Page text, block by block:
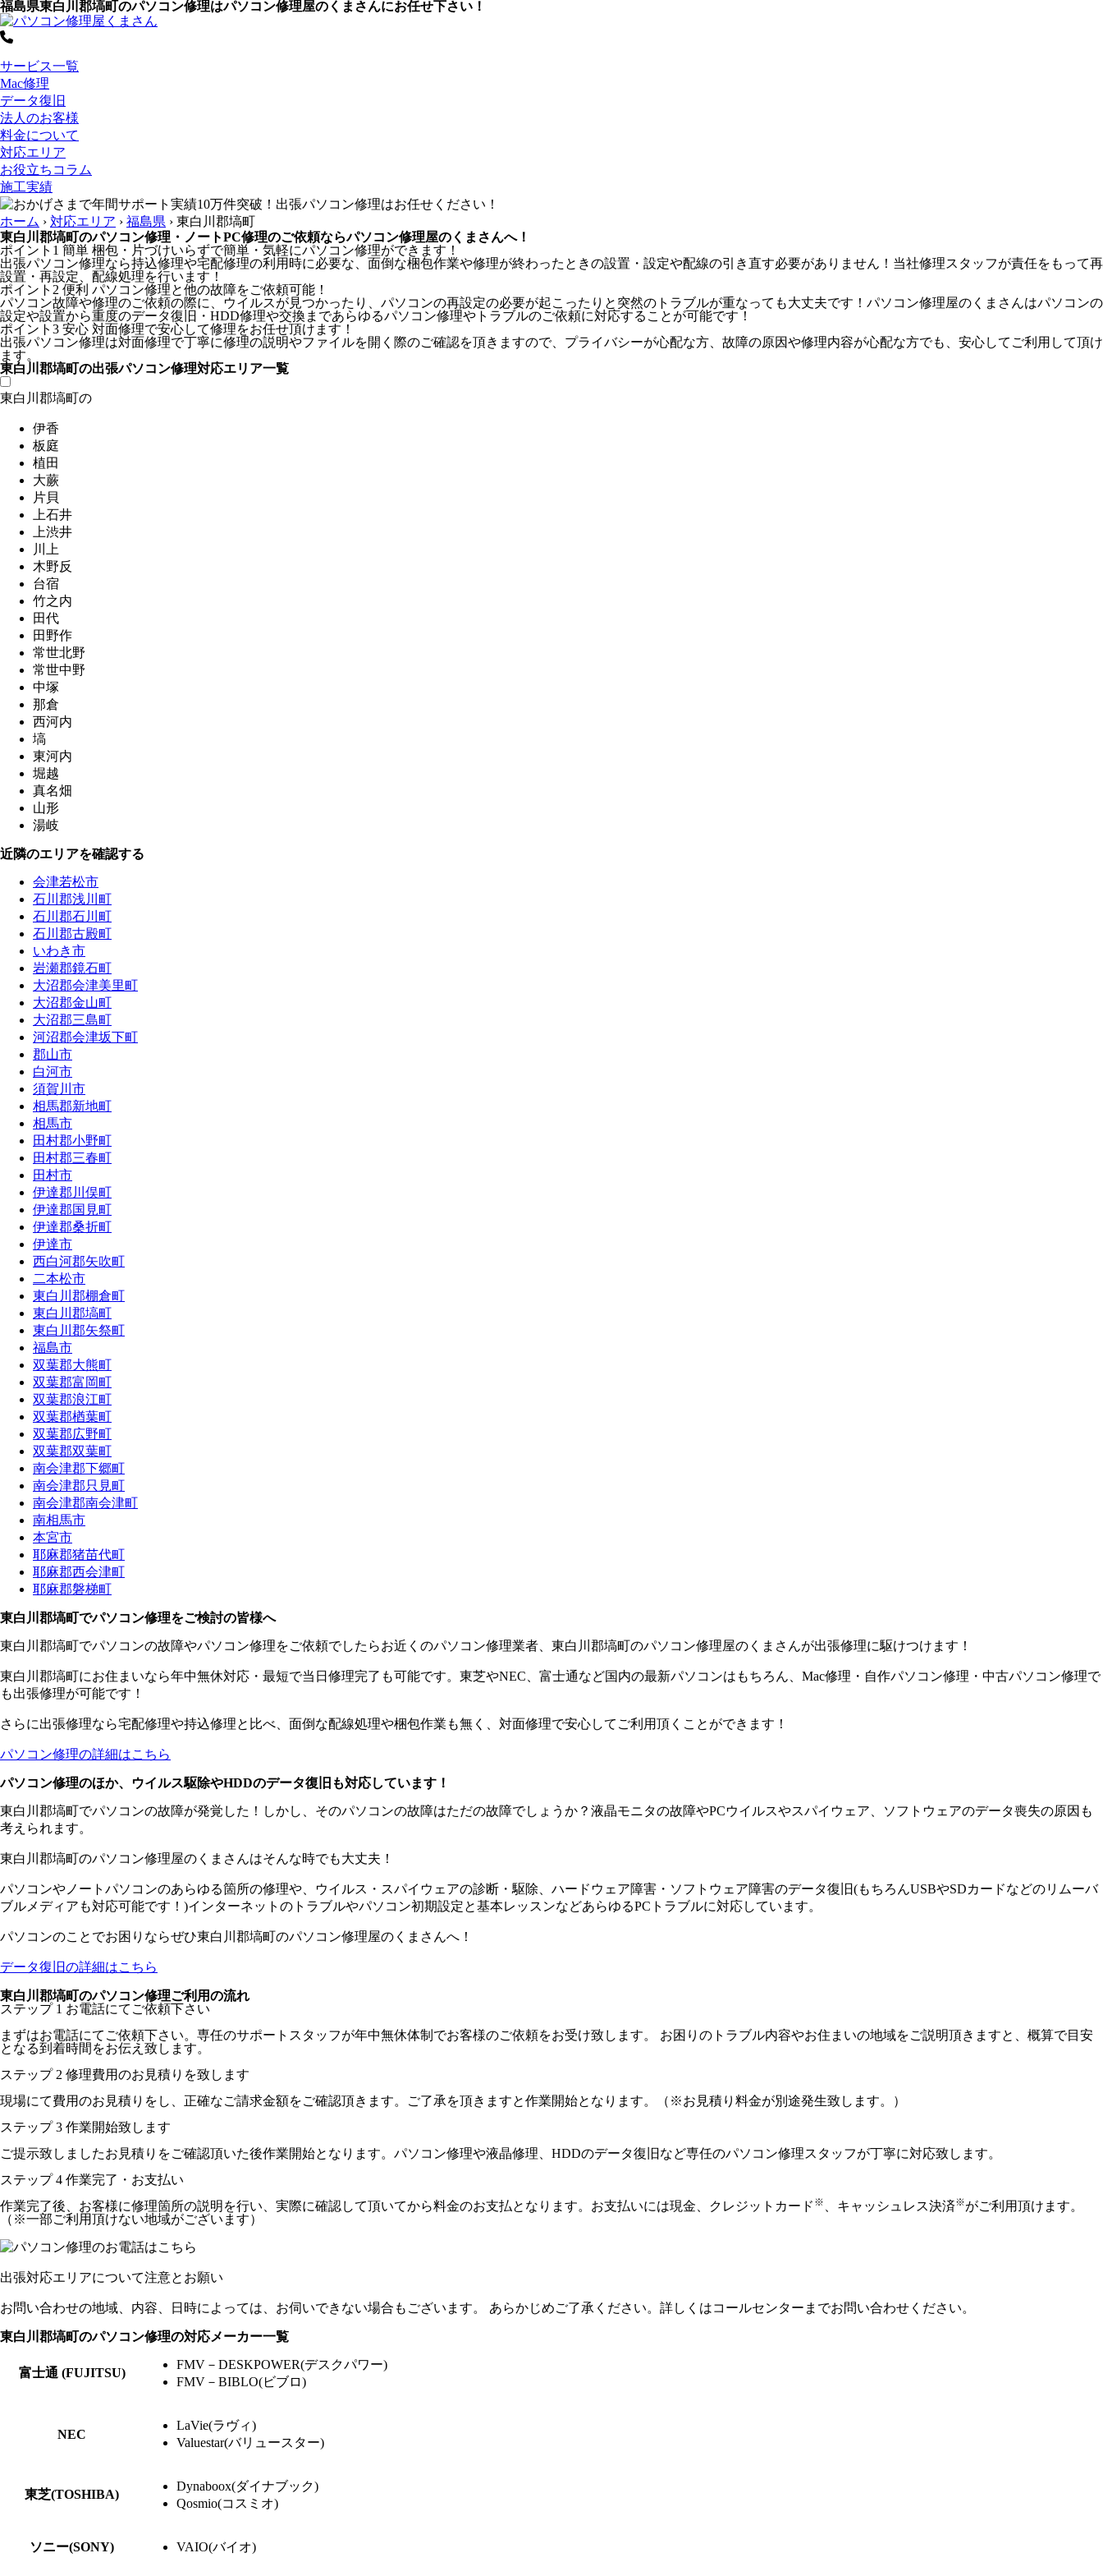
福島県東白川郡塙町のパソコン修理はパソコン修理屋のくまさんにお任せ下さい！
サービス一覧
Mac修理
データ復旧
法人のお客様
料金について
対応エリア
お役立ちコラム
施工実績
ホーム › 対応エリア › 福島県 › 東白川郡塙町
東白川郡塙町のパソコン修理・ノートPC修理のご依頼ならパソコン修理屋のくまさんへ！
ポイント1 簡単 梱包・片づけいらずで簡単・気軽にパソコン修理ができます！
出張パソコン修理なら持込修理や宅配修理の利用時に必要な、面倒な梱包作業や修理が終わったときの設置・設定や配線の引き直す必要がありません！当社修理スタッフが責任をもって再
設置・再設定、配線処理を行います！
ポイント2 便利 パソコン修理と他の故障をご依頼可能！
パソコン故障や修理のご依頼の際に、ウイルスが見つかったり、パソコンの再設定の必要が起こったりと突然のトラブルが重なっても大丈夫です！パソコン修理屋のくまさんはパソコンの
設定や設置から重度のデータ復旧・HDD修理や交換まであらゆるパソコン修理やトラブルのご依頼に対応することが可能です！
ポイント3 安心 対面修理で安心して修理をお任せ頂けます！
出張パソコン修理は対面修理で丁寧に修理の説明やファイルを開く際のご確認を頂きますので、プライバシーが心配な方、故障の原因や修理内容が心配な方でも、安心してご利用して頂け
ます。
東白川郡塙町の出張パソコン修理対応エリア一覧
東白川郡塙町の
伊香
板庭
植田
大蕨
片貝
上石井
上渋井
川上
木野反
台宿
竹之内
田代
田野作
常世北野
常世中野
中塚
那倉
西河内
塙
東河内
堀越
真名畑
山形
湯岐
近隣のエリアを確認する
会津若松市
石川郡浅川町
石川郡石川町
石川郡古殿町
いわき市
岩瀬郡鏡石町
大沼郡会津美里町
大沼郡金山町
大沼郡三島町
河沼郡会津坂下町
郡山市
白河市
須賀川市
相馬郡新地町
相馬市
田村郡小野町
田村郡三春町
田村市
伊達郡川俣町
伊達郡国見町
伊達郡桑折町
伊達市
西白河郡矢吹町
二本松市
東白川郡棚倉町
東白川郡塙町
東白川郡矢祭町
福島市
双葉郡大熊町
双葉郡富岡町
双葉郡浪江町
双葉郡楢葉町
双葉郡広野町
双葉郡双葉町
南会津郡下郷町
南会津郡只見町
南会津郡南会津町
南相馬市
本宮市
耶麻郡猪苗代町
耶麻郡西会津町
耶麻郡磐梯町
東白川郡塙町でパソコン修理をご検討の皆様へ
東白川郡塙町でパソコンの故障やパソコン修理をご依頼でしたらお近くのパソコン修理業者、東白川郡塙町のパソコン修理屋のくまさんが出張修理に駆けつけます！
東白川郡塙町にお住まいなら年中無休対応・最短で当日修理完了も可能です。東芝やNEC、富士通など国内の最新パソコンはもちろん、Mac修理・自作パソコン修理・中古パソコン修理で
も出張修理が可能です！
さらに出張修理なら宅配修理や持込修理と比べ、面倒な配線処理や梱包作業も無く、対面修理で安心してご利用頂くことができます！
パソコン修理の詳細はこちら
パソコン修理のほか、ウイルス駆除やHDDのデータ復旧も対応しています！
東白川郡塙町でパソコンの故障が発覚した！しかし、そのパソコンの故障はただの故障でしょうか？液晶モニタの故障やPCウイルスやスパイウェア、ソフトウェアのデータ喪失の原因も
考えられます。
東白川郡塙町のパソコン修理屋のくまさんはそんな時でも大丈夫！
パソコンやノートパソコンのあらゆる箇所の修理や、ウイルス・スパイウェアの診断・駆除、ハードウェア障害・ソフトウェア障害のデータ復旧(もちろんUSBやSDカードなどのリムーバ
ブルメディアも対応可能です！)インターネットのトラブルやパソコン初期設定と基本レッスンなどあらゆるPCトラブルに対応しています。
パソコンのことでお困りならぜひ東白川郡塙町のパソコン修理屋のくまさんへ！
データ復旧の詳細はこちら
東白川郡塙町のパソコン修理ご利用の流れ
ステップ 1 お電話にてご依頼下さい
まずはお電話にてご依頼下さい。専任のサポートスタッフが年中無休体制でお客様のご依頼をお受け致します。 お困りのトラブル内容やお住まいの地域をご説明頂きますと、概算で目安
となる到着時間をお伝え致します。
ステップ 2 修理費用のお見積りを致します
現場にて費用のお見積りをし、正確なご請求金額をご確認頂きます。ご了承を頂きますと作業開始となります。（※お見積り料金が別途発生致します。）
ステップ 3 作業開始致します
ご提示致しましたお見積りをご確認頂いた後作業開始となります。パソコン修理や液晶修理、HDDのデータ復旧など専任のパソコン修理スタッフが丁寧に対応致します。
ステップ 4 作業完了・お支払い
作業完了後、お客様に修理箇所の説明を行い、実際に確認して頂いてから料金のお支払となります。お支払いには現金、クレジットカード ※ 、キャッシュレス決済※がご利用頂けます。
（※一部ご利用頂けない地域がございます）
出張対応エリアについて注意とお願い
お問い合わせの地域、内容、日時によっては、お伺いできない場合もございます。 あらかじめご了承ください。詳しくはコールセンターまでお問い合わせください。
東白川郡塙町のパソコン修理の対応メーカー一覧
富士通 (FUJITSU)
FMV－DESKPOWER(デスクパワー)
FMV－BIBLO(ビブロ)
NEC
LaVie(ラヴィ)
Valuestar(バリュースター)
東芝(TOSHIBA)
Dynaboox(ダイナブック)
Qosmio(コスミオ)
ソニー(SONY) VAIO(バイオ)